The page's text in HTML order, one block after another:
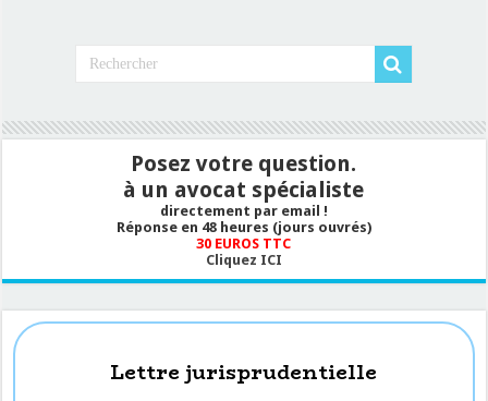
Posez votre question.
à un avocat spécialiste
directement par email !
Réponse en 48 heures (jours ouvrés)
30 EUROS TTC
Cliquez ICI
Lettre jurisprudentielle